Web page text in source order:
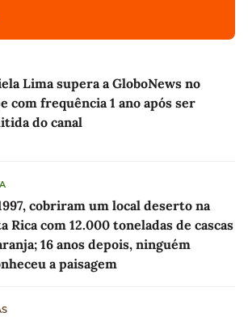
Lima supera a GloboNews no
com frequência 1 ano após ser
do canal
cobriram um local deserto na
Rica com 12.000 toneladas de cascas
16 anos depois, ninguém
a paisagem